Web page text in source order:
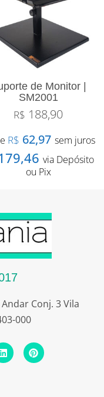
de Monitor |
SM2001
R$ 188,90
R$ 62,97 sem juros
via Depósito
ou Pix
Conj. 3 Vila
000
L
i
n
P
i
n